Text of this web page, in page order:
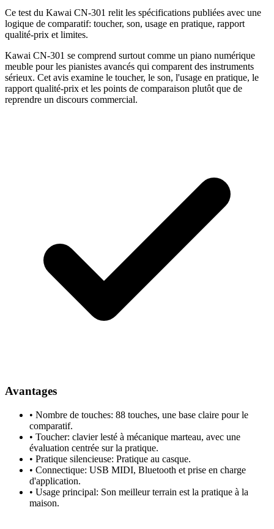
Ce test du Kawai CN-301 relit les spécifications publiées avec une
logique de comparatif: toucher, son, usage en pratique, rapport
qualité-prix et limites.
Kawai CN-301 se comprend surtout comme un piano numérique
meuble pour les pianistes avancés qui comparent des instruments
sérieux. Cet avis examine le toucher, le son, l'usage en pratique, le
rapport qualité-prix et les points de comparaison plutôt que de
reprendre un discours commercial.
Avantages
• Nombre de touches: 88 touches, une base claire pour le
comparatif.
• Toucher: clavier lesté à mécanique marteau, avec une
évaluation centrée sur la pratique.
• Pratique silencieuse: Pratique au casque.
• Connectique: USB MIDI, Bluetooth et prise en charge
d'application.
• Usage principal: Son meilleur terrain est la pratique à la
maison.